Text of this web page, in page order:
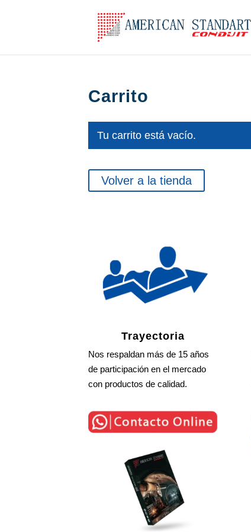
Carrito
Tu carrito está vacío.
Volver a la tienda
Trayectoria
Nos respaldan más de 15 años
de participación en el mercado
con productos de calidad.